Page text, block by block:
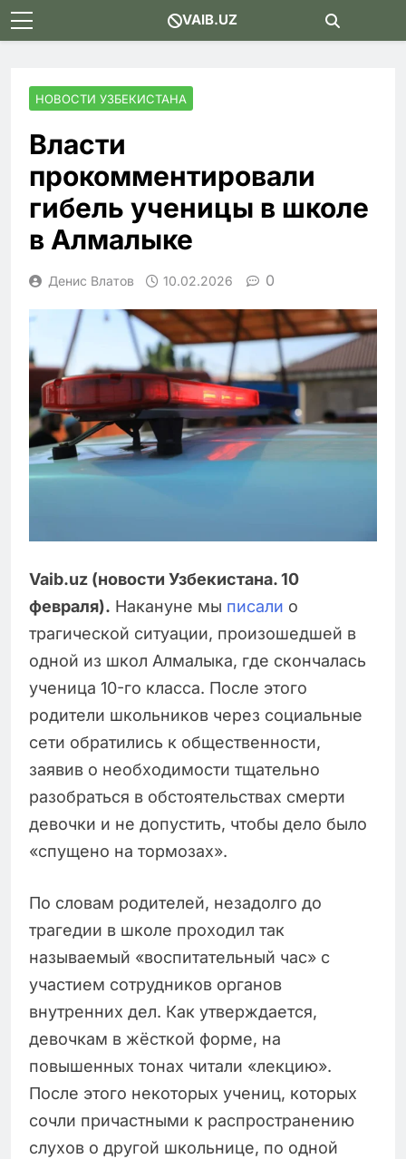
Skip
to
VAIB.UZ
НОВОСТИ УЗБЕКИСТАНА
Власти
прокомментировали
гибель ученицы в школе
в Алмалыке
Денис Влатов 10.02.2026 0
Vaib.uz (новости Узбекистана. 10
февраля). Накануне мы писали о
трагической ситуации, произошедшей в
одной из школ Алмалыка, где скончалась
ученица 10-го класса. После этого
родители школьников через социальные
сети обратились к общественности,
заявив о необходимости тщательно
разобраться в обстоятельствах смерти
девочки и не допустить, чтобы дело было
«спущено на тормозах».
По словам родителей, незадолго до
трагедии в школе проходил так
называемый «воспитательный час» с
участием сотрудников органов
внутренних дел. Как утверждается,
девочкам в жёсткой форме, на
повышенных тонах читали «лекцию».
После этого некоторых учениц, которых
сочли причастными к распространению
слухов о другой школьнице, по одной